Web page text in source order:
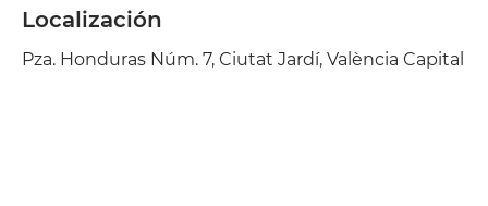
Localización
Pza. Honduras Núm. 7, Ciutat Jardí, València Capital